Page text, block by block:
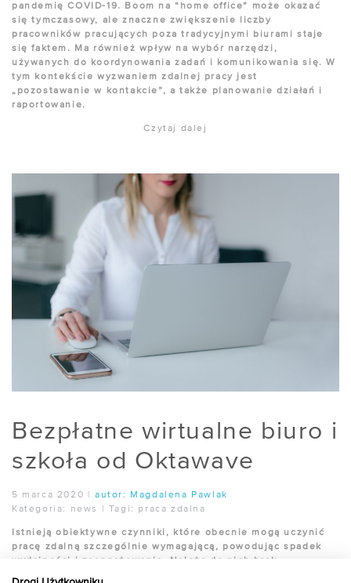
pandemię COVID-19. Boom na “home office” może okazać
się tymczasowy, ale znaczne zwiększenie liczby
pracowników pracujących poza tradycyjnymi biurami staje
się faktem. Ma również wpływ na wybór narzędzi,
używanych do koordynowania zadań i komunikowania się. W
tym kontekście wyzwaniem zdalnej pracy jest
„pozostawanie w kontakcie”, a także planowanie działań i
raportowanie.
Czytaj dalej
Bezpłatne wirtualne biuro i
szkoła od Oktawave
5 marca 2020 |autor: Magdalena Pawlak
Kategoria:
news | Tagi: praca zdalna
Istnieją obiektywne czynniki, które obecnie mogą uczynić
pracę zdalną szczególnie wymagającą, powodując spadek
wydajności i zaangażowania. Należą do nich brak
osobistego kontaktu, ograniczony dostęp do wsparcia